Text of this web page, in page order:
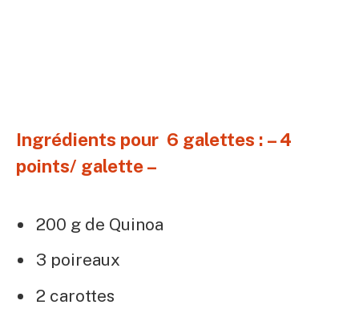
Ingrédients pour 6 galettes : – 4
points/ galette –
200 g de Quinoa
3 poireaux
2 carottes